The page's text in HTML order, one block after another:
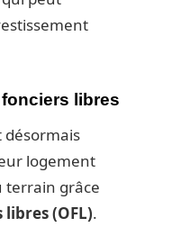
libres
désormais
logement
terrain grâce
(OFL).